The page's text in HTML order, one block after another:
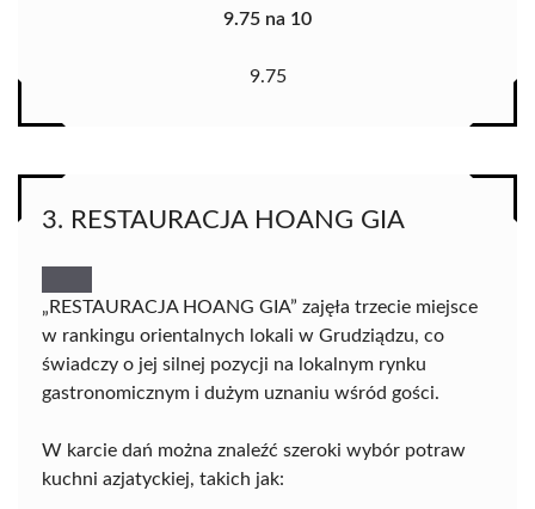
9.75 na 10
9.75
3. RESTAURACJA HOANG GIA
„RESTAURACJA HOANG GIA” zajęła trzecie miejsce
w rankingu orientalnych lokali w Grudziądzu, co
świadczy o jej silnej pozycji na lokalnym rynku
gastronomicznym i dużym uznaniu wśród gości.
W karcie dań można znaleźć szeroki wybór potraw
kuchni azjatyckiej, takich jak: